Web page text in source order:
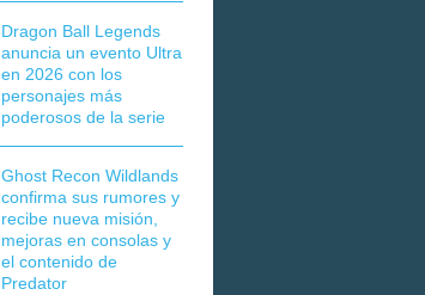
Dragon Ball Legends
anuncia un evento Ultra
en 2026 con los
personajes más
poderosos de la serie
Ghost Recon Wildlands
confirma sus rumores y
recibe nueva misión,
mejoras en consolas y
el contenido de
Predator